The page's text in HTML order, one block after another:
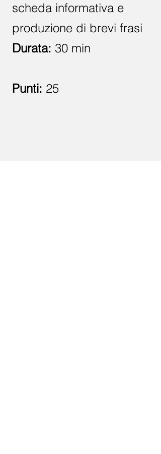
scheda informativa e
produzione di brevi frasi
Durata: 30 min
Punti: 25